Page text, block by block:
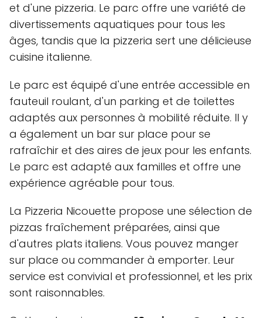
et d'une pizzeria. Le parc offre une variété de
divertissements aquatiques pour tous les
âges, tandis que la pizzeria sert une délicieuse
cuisine italienne.
Le parc est équipé d'une entrée accessible en
fauteuil roulant, d'un parking et de toilettes
adaptés aux personnes à mobilité réduite. Il y
a également un bar sur place pour se
rafraîchir et des aires de jeux pour les enfants.
Le parc est adapté aux familles et offre une
expérience agréable pour tous.
La Pizzeria Nicouette propose une sélection de
pizzas fraîchement préparées, ainsi que
d'autres plats italiens. Vous pouvez manger
sur place ou commander à emporter. Leur
service est convivial et professionnel, et les prix
sont raisonnables.